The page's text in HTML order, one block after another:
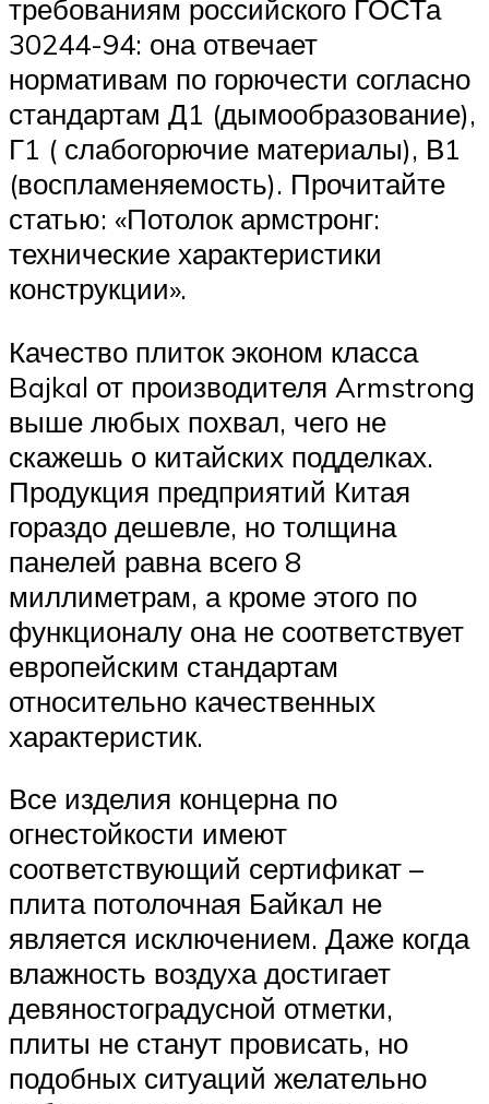
требованиям российского ГОСТа
30244-94: она отвечает
нормативам по горючести согласно
стандартам Д1 (дымообразование),
Г1 ( слабогорючие материалы), В1
(воспламеняемость). Прочитайте
статью: «Потолок армстронг:
технические характеристики
конструкции».
Качество плиток эконом класса
Bajkal от производителя Armstrong
выше любых похвал, чего не
скажешь о китайских подделках.
Продукция предприятий Китая
гораздо дешевле, но толщина
панелей равна всего 8
миллиметрам, а кроме этого по
функционалу она не соответствует
европейским стандартам
относительно качественных
характеристик.
Все изделия концерна по
огнестойкости имеют
соответствующий сертификат –
плита потолочная Байкал не
является исключением. Даже когда
влажность воздуха достигает
девяностоградусной отметки,
плиты не станут провисать, но
подобных ситуаций желательно